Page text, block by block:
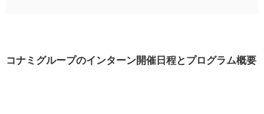
プランナー/プロデュース職向け
コナミグループのインターン開催日程とプログラム概要